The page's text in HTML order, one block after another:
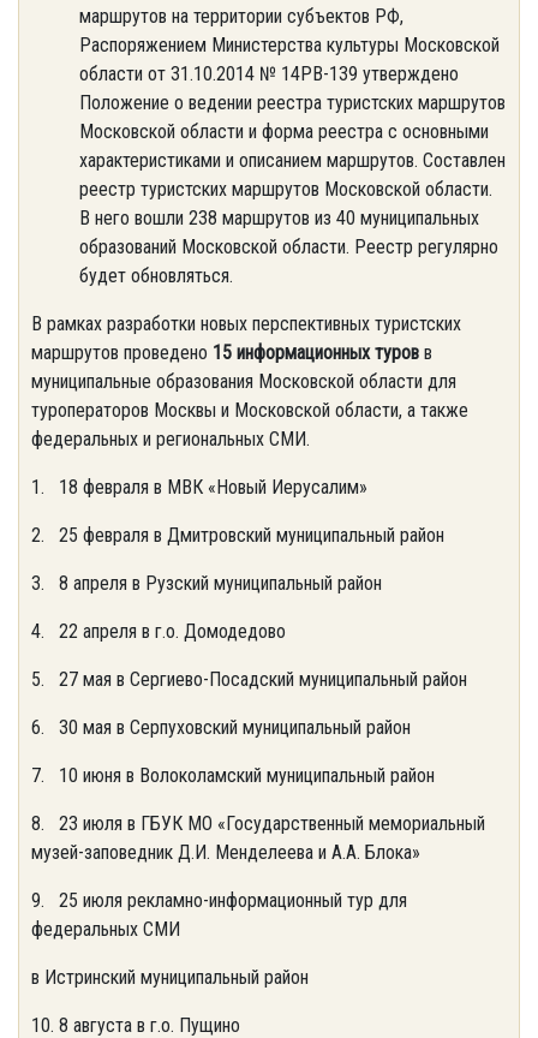
маршрутов на территории субъектов РФ,
Распоряжением Министерства культуры Московской
области от 31.10.2014 № 14РВ-139 утверждено
Положение о ведении реестра туристских маршрутов
Московской области и форма реестра с основными
характеристиками и описанием маршрутов. Составлен
реестр туристских маршрутов Московской области.
В него вошли 238 маршрутов из 40 муниципальных
образований Московской области. Реестр регулярно
будет обновляться.
В рамках разработки новых перспективных туристских
маршрутов проведено 15 информационных туров в
муниципальные образования Московской области для
туроператоров Москвы и Московской области, а также
федеральных и региональных СМИ.
1. 18 февраля в МВК «Новый Иерусалим»
2. 25 февраля в Дмитровский муниципальный район
3. 8 апреля в Рузский муниципальный район
4. 22 апреля в г.о. Домодедово
5. 27 мая в Сергиево-Посадский муниципальный район
6. 30 мая в Серпуховский муниципальный район
7. 10 июня в Волоколамский муниципальный район
8. 23 июля в ГБУК МО «Государственный мемориальный
музей-заповедник Д.И. Менделеева и А.А. Блока»
9. 25 июля рекламно-информационный тур для
федеральных СМИ
в Истринский муниципальный район
10. 8 августа в г.о. Пущино